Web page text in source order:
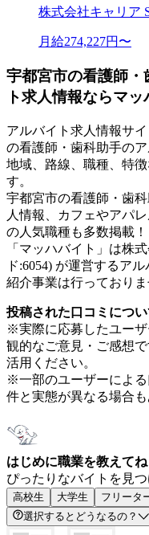
株式会社キャリア
月給274,227円〜
宇都宮市の看護師・
ト求人情報ならマッ
アルバイト求人情報サ
の看護師・歯科助手の
地域、路線、職種、特
す。
宇都宮市の看護師・歯
人情報、カフェやアパ
の人気職種も多数掲載！
「マッハバイト」は株
ド:6054) が運営するア
紹介事業は行っておりま
投稿された口コミについ
※実際に応募したユー
観的なご意見・ご感想
活用ください。
※一部のユーザーによ
件と実態が異なる場合も
はじめに職業を教えてね
ぴったりなバイトを見つ
高校生 大学生 フリータ
選択するとどうなるの？